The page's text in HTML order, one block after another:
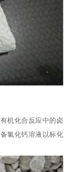
机化合反应中的卤
氯化钙溶液以标化